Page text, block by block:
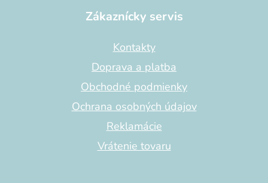
Zákaznícky servis
Kontakty
Doprava a platba
Obchodné podmienky
Ochrana osobných údajov
Reklamácie
Vrátenie tovaru